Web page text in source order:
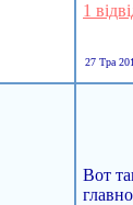
1
27 Тра
Вот